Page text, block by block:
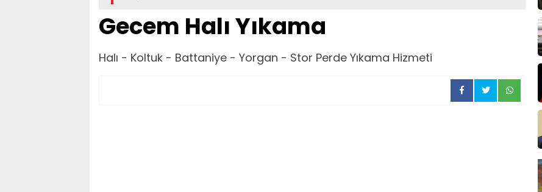
Gecem Halı Yıkama
Halı - Koltuk - Battaniye - Yorgan - Stor Perde Yıkama Hizmeti